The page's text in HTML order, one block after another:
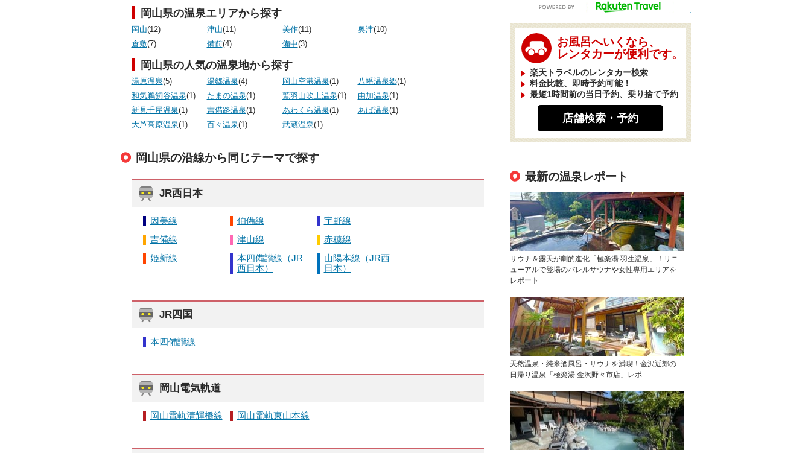
岡山県の温泉エリアから探す
岡山(12) 津山(11) 美作(11) 奥津(10)
倉敷(7) 備前(4) 備中(3)
岡山県の人気の温泉地から探す
湯原温泉(5) 湯郷温泉(4) 岡山空港温泉(1) 八幡温泉郷(1)
和気鵜飼谷温泉(1) たまの温泉(1) 鷲羽山吹上温泉(1) 由加温泉(1)
新見千屋温泉(1) 吉備路温泉(1) あわくら温泉(1) あば温泉(1)
大芦高原温泉(1) 百々温泉(1) 武蔵温泉(1)
岡山県の沿線から同じテーマで探す
JR西日本
因美線 伯備線
宇野線
吉備線
津山線
赤穂線
姫新線
本四備讃線（JR
西日本）
山陽本線（JR西
日本）
JR四国
本四備讃線
岡山電気軌道
岡山電軌清輝橋線 岡山電軌東山本線
お風呂へいくなら、
レンタカーが便利です。
楽天トラベルのレンタカー検索
料金比較、即時予約可能！
最短1時間前の当日予約、乗り捨て予約
店舗検索・予約
最新の温泉レポート
サウナ＆露天が劇的進化「極楽湯 羽生温泉」！リニ
ューアルで登場のバレルサウナや女性専用エリアを
レポート
天然温泉・純米酒風呂・サウナを満喫！金沢近郊の
日帰り温泉「極楽湯 金沢野々市店」レポ